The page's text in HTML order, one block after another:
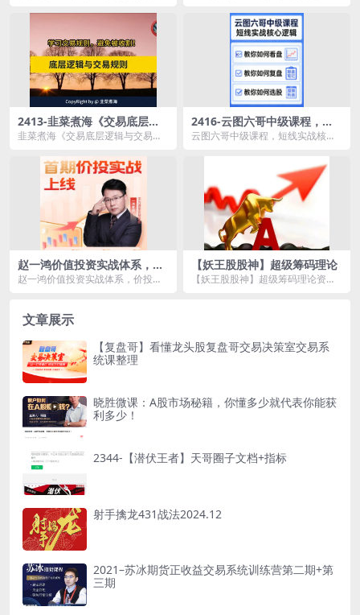
8...
2413-韭菜煮海《交易底层逻
辑与交易规则》，股市进阶必
韭菜煮海《交易底层逻辑与交易规
2416-云图六哥中级课程，短
线实战核心逻辑，从盯盘、复
云图六哥中级课程，短线实战核心
赵一鸿价值投资实战体系，价
投基本面课程
赵一鸿价值投资实战体系，价投基
【妖王股股神】超级筹码理论
【妖王股股神】超级筹码理论资源
文章展示
【复盘哥】看懂龙头股复盘哥交易决策室交易系
统课整理
晓胜微课：A股市场秘籍，你懂多少就代表你能获
利多少！
2344-【潜伏王者】天哥圈子文档+指标
射手擒龙431战法2024.12
2021–苏冰期货正收益交易系统训练营第二期+第
三期